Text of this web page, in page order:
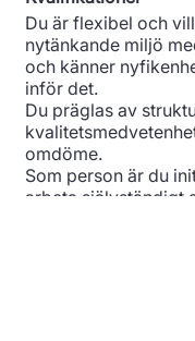
Du är flexibel och
nytänkande miljö
och känner
inför det.
Du präglas av
omdöme.
Som person är du
arbeta självständigt